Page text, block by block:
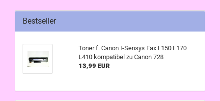
Bestseller
Toner f. Canon I-Sensys Fax L150 L170
L410 kompatibel zu Canon 728
13,99 EUR